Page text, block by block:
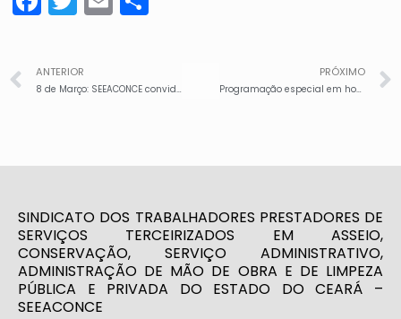
ANTERIOR
8 de Março: SEEACONCE convida trabalhadoras para programação especial neste sábado, 11/3, 8h30, na sede do sindicato em Fortaleza. Dia 17/3 em Sobral. Dia 24/3 no Cariri
PRÓXIMO
Programação especial em homenagem às mulheres: confira trechos das falas da presidente do SEEACONCE, Penha Mesquita, e de outros/as participantes
SINDICATO DOS TRABALHADORES PRESTADORES DE
SERVIÇOS TERCEIRIZADOS EM ASSEIO,
CONSERVAÇÃO, SERVIÇO ADMINISTRATIVO,
ADMINISTRAÇÃO DE MÃO DE OBRA E DE LIMPEZA
PÚBLICA E PRIVADA DO ESTADO DO CEARÁ –
SEEACONCE